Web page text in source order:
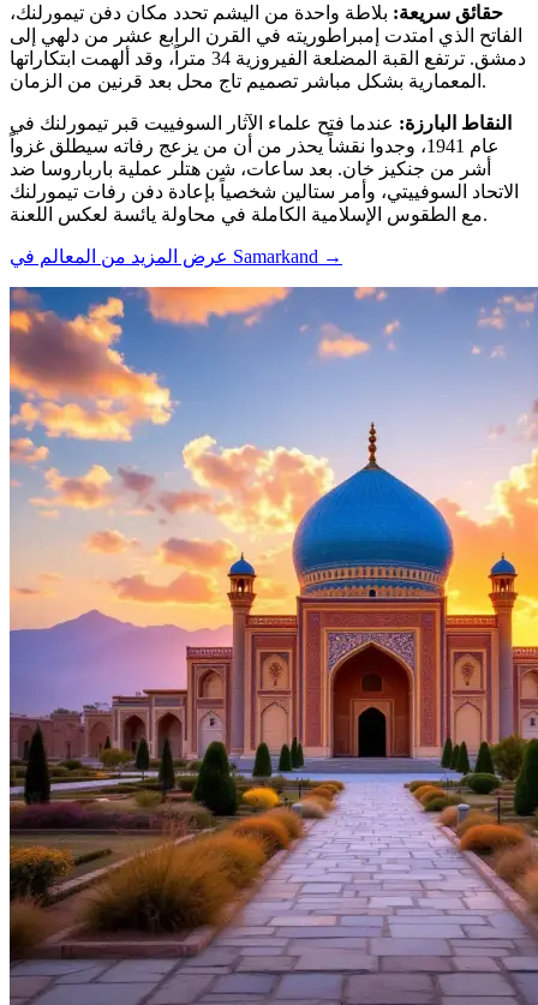
حقائق سريعة: بلاطة واحدة من اليشم تحدد مكان دفن تيمورلنك،
الفاتح الذي امتدت إمبراطوريته في القرن الرابع عشر من دلهي إلى
دمشق. ترتفع القبة المضلعة الفيروزية 34 متراً، وقد ألهمت ابتكاراتها
المعمارية بشكل مباشر تصميم تاج محل بعد قرنين من الزمان.
النقاط البارزة: عندما فتح علماء الآثار السوفييت قبر تيمورلنك في
عام 1941، وجدوا نقشاً يحذر من أن من يزعج رفاته سيطلق غزواً
أشر من جنكيز خان. بعد ساعات، شن هتلر عملية بارباروسا ضد
الاتحاد السوفييتي، وأمر ستالين شخصياً بإعادة دفن رفات تيمورلنك
مع الطقوس الإسلامية الكاملة في محاولة يائسة لعكس اللعنة.
عرض المزيد من المعالم في Samarkand →